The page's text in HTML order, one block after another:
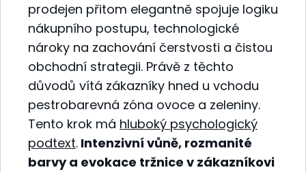
prodejen přitom elegantně spojuje logiku
nákupního postupu, technologické
nároky na zachování čerstvosti a čistou
obchodní strategii. Právě z těchto
důvodů vítá zákazníky hned u vchodu
pestrobarevná zóna ovoce a zeleniny.
Tento krok má hluboký psychologický
podtext. Intenzivní vůně, rozmanité
barvy a evokace tržnice v zákazníkovi